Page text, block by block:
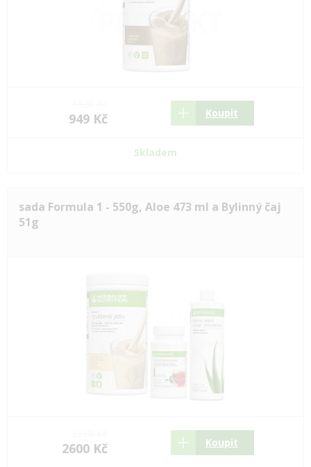
949 Kč Koupit
Skladem
sada Formula 1 - 550g, Aloe 473 ml a Bylinný čaj
51g
2600 Kč Koupit